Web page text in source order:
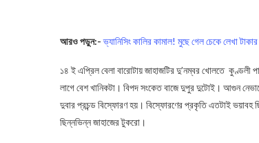
আরও পড়ুন:- ভ্যানিসিং কালির কামাল! মুছে গেল চেকে লেখা
১৪ ই এপ্রিল বেলা বারোটায় জাহাজটির দু’নম্বর খোলতে কুণ্ডলী
লাগে বেশ খানিকটা। বিপদ সংকেত বাজে দুপুর দুটোই। আগুন
দুবার প্রচন্ড বিস্ফোরণ হয়। বিস্ফোরণের প্রকৃতি এতটাই ভয়াবহ
ছিন্নভিন্ন জাহাজের টুকরো।